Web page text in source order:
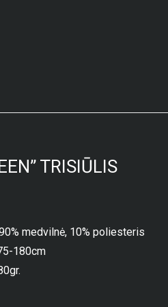
TRISIŪLIS
medvilnė, 10% poliesteris
180cm